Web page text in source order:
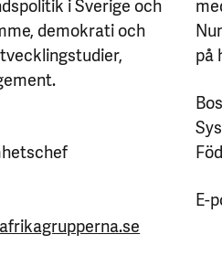
demokrati och
på
E-